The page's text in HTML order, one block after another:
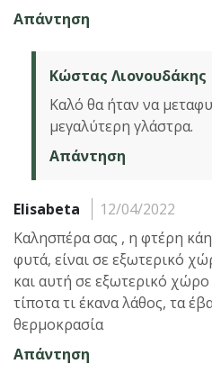
Απάντηση
Κώστας Λιονουδάκης
Καλό θα ήταν να
μεγαλύτερη γλάστρα.
Απάντηση
Elisabeta
12/04/2022
Καλησπέρα σας , η φτέρη
φυτά, είναι σε εξωτερικό
και αυτή σε εξωτερικό
τίποτα τι έκανα λάθος, τα
θερμοκρασία
Απάντηση